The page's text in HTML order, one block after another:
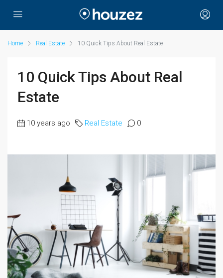
Home Real Estate 10 Quick Tips About Real Estate
10 Quick Tips About Real
Estate
10 years ago Real Estate 0